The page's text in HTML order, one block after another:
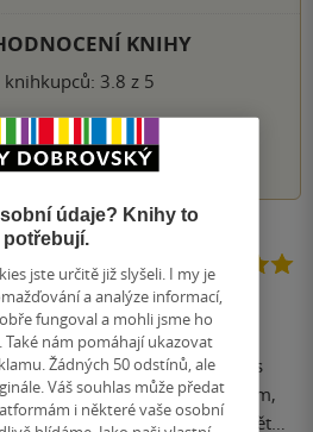
KNIHY
3.8 z 5
3 4 5
ale celou sérii "Neotvírat..." s
milujeme, čteme, myslím,
10-ti hvězdičkami, pro malé děti
údaje? Knihy to
potřebují.
jste určitě již slyšeli. I my je
a analýze informací,
fungoval a mohli jsme ho
Také nám pomáhají ukazovat
Žádných 50 odstínů, ale
Váš souhlas může předat
i některé vaše osobní